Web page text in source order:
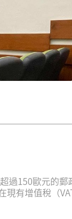
過150歐元的郵
有增值稅（